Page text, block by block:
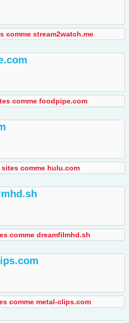
comme stream2watch.me
comme foodpipe.com
sites comme hulu.com
comme dreamfilmhd.sh
comme metal-clips.com